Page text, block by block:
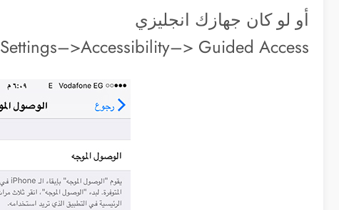
أو لو كان جهازك انجليزي
Settings–>Accessibility–> Guided Access